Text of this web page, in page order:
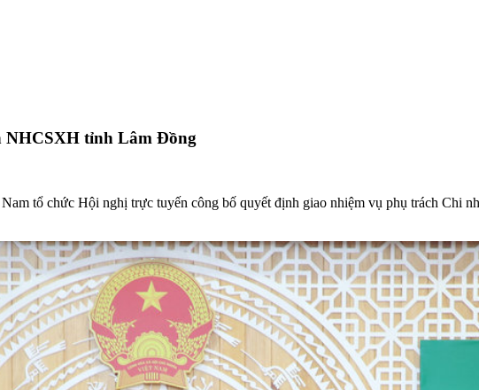
NHCSXH tỉnh Lâm Đồng
tổ chức Hội nghị trực tuyến công bố quyết định giao nhiệm vụ phụ trách Chi